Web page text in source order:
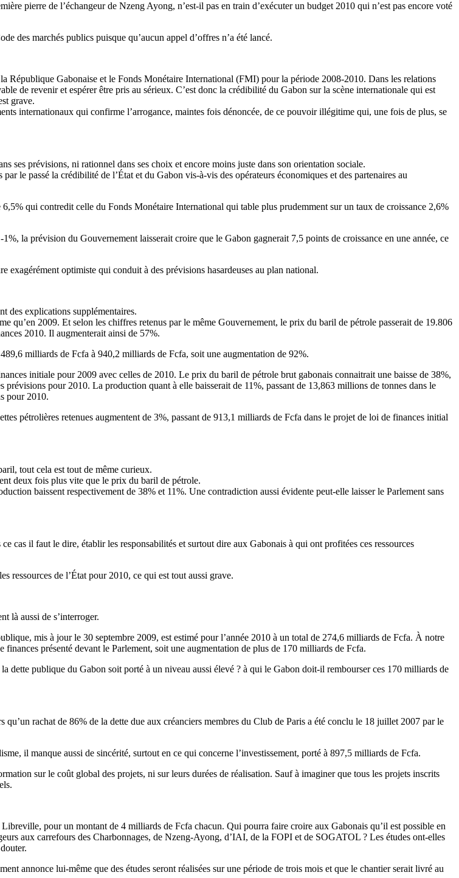
pierre de l’échangeur de Nzeng Ayong, n’est-il pas en train d’exécuter un budget 2010 qui n’est pas encore voté
des marchés publics puisque qu’aucun appel d’offres n’a été lancé.
République Gabonaise et le Fonds Monétaire International (FMI) pour la période 2008-2010. Dans les relations
de revenir et espérer être pris au sérieux. C’est donc la crédibilité du Gabon sur la scène internationale qui est
grave.
internationaux qui confirme l’arrogance, maintes fois dénoncée, de ce pouvoir illégitime qui, une fois de plus, se
ses prévisions, ni rationnel dans ses choix et encore moins juste dans son orientation sociale.
le passé la crédibilité de l’État et du Gabon vis-à-vis des opérateurs économiques et des partenaires au
qui contredit celle du Fonds Monétaire International qui table plus prudemment sur un taux de croissance 2,6%
la prévision du Gouvernement laisserait croire que le Gabon gagnerait 7,5 points de croissance en une année, ce
optimiste qui conduit à des prévisions hasardeuses au plan national.
des explications supplémentaires.
qu’en 2009. Et selon les chiffres retenus par le même Gouvernement, le prix du baril de pétrole passerait de 19.806
2010. Il augmenterait ainsi de 57%.
milliards de Fcfa à 940,2 milliards de Fcfa, soit une augmentation de 92%.
initiale pour 2009 avec celles de 2010. Le prix du baril de pétrole brut gabonais connaitrait une baisse de 38%,
pour 2010. La production quant à elle baisserait de 11%, passant de 13,863 millions de tonnes dans le
pour 2010.
pétrolières retenues augmentent de 3%, passant de 913,1 milliards de Fcfa dans le projet de loi de finances initial
tout cela est tout de même curieux.
deux fois plus vite que le prix du baril de pétrole.
baissent respectivement de 38% et 11%. Une contradiction aussi évidente peut-elle laisser le Parlement sans
cas il faut le dire, établir les responsabilités et surtout dire aux Gabonais à qui ont profitées ces ressources
ressources de l’État pour 2010, ce qui est tout aussi grave.
là aussi de s’interroger.
mis à jour le 30 septembre 2009, est estimé pour l’année 2010 à un total de 274,6 milliards de Fcfa. À notre
présenté devant le Parlement, soit une augmentation de plus de 170 milliards de Fcfa.
dette publique du Gabon soit porté à un niveau aussi élevé ? à qui le Gabon doit-il rembourser ces 170 milliards de
rachat de 86% de la dette due aux créanciers membres du Club de Paris a été conclu le 18 juillet 2007 par le
il manque aussi de sincérité, surtout en ce qui concerne l’investissement, porté à 897,5 milliards de Fcfa.
sur le coût global des projets, ni sur leurs durées de réalisation. Sauf à imaginer que tous les projets inscrits
pour un montant de 4 milliards de Fcfa chacun. Qui pourra faire croire aux Gabonais qu’il est possible en
aux carrefours des Charbonnages, de Nzeng-Ayong, d’IAI, de la FOPI et de SOGATOL ? Les études ont-elles
annonce lui-même que des études seront réalisées sur une période de trois mois et que le chantier serait livré au